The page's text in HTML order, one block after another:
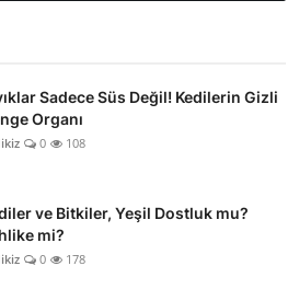
Sadece Süs Değil! Kedilerin Gizli
Organı
0 108
ve Bitkiler, Yeşil Dostluk mu?
mi?
0 178